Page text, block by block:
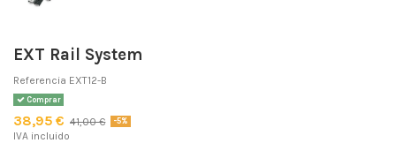
EXT Rail System
Referencia EXT12-B
Comprar
38,95 € 41,00 € -5%
IVA incluido